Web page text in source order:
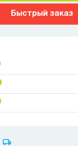
Быстрый заказ